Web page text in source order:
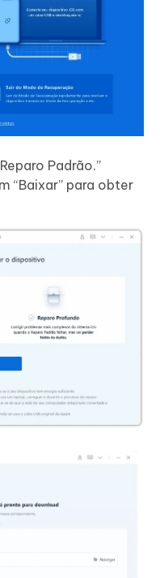
Padrão.”
“Baixar” para obter